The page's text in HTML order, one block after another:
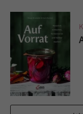
Name
Anbieter
Laufzeit
Zweck